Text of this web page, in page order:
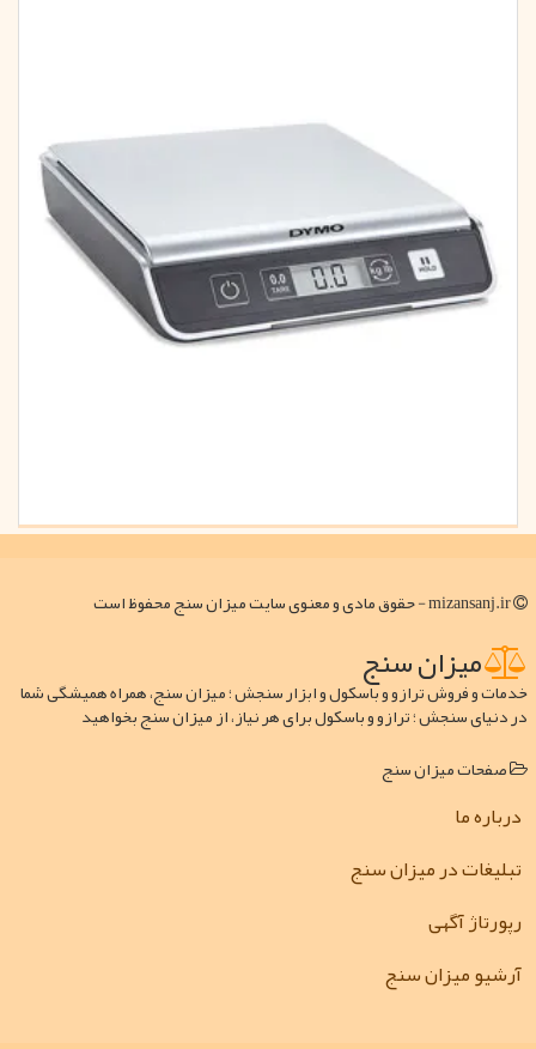
میزان سنج
خدمات و فروش ترازو و باسکول و ابزار سنجش ؛ میزان سنج، همراه همیشگی شما
در دنیای سنجش ؛ ترازو و باسکول برای هر نیاز، از میزان سنج بخواهید
صفحات میزان سنج
درباره ما
تبلیغات در میزان سنج
رپورتاژ آگهی
آرشیو میزان سنج